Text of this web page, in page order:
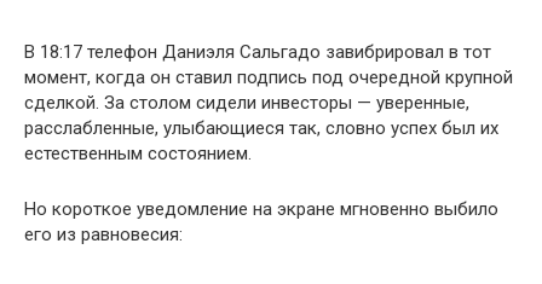
В 18:17 телефон Даниэля Сальгадо завибрировал в тот
момент, когда он ставил подпись под очередной крупной
сделкой. За столом сидели инвесторы — уверенные,
расслабленные, улыбающиеся так, словно успех был их
естественным состоянием.
Но короткое уведомление на экране мгновенно выбило
его из равновесия: